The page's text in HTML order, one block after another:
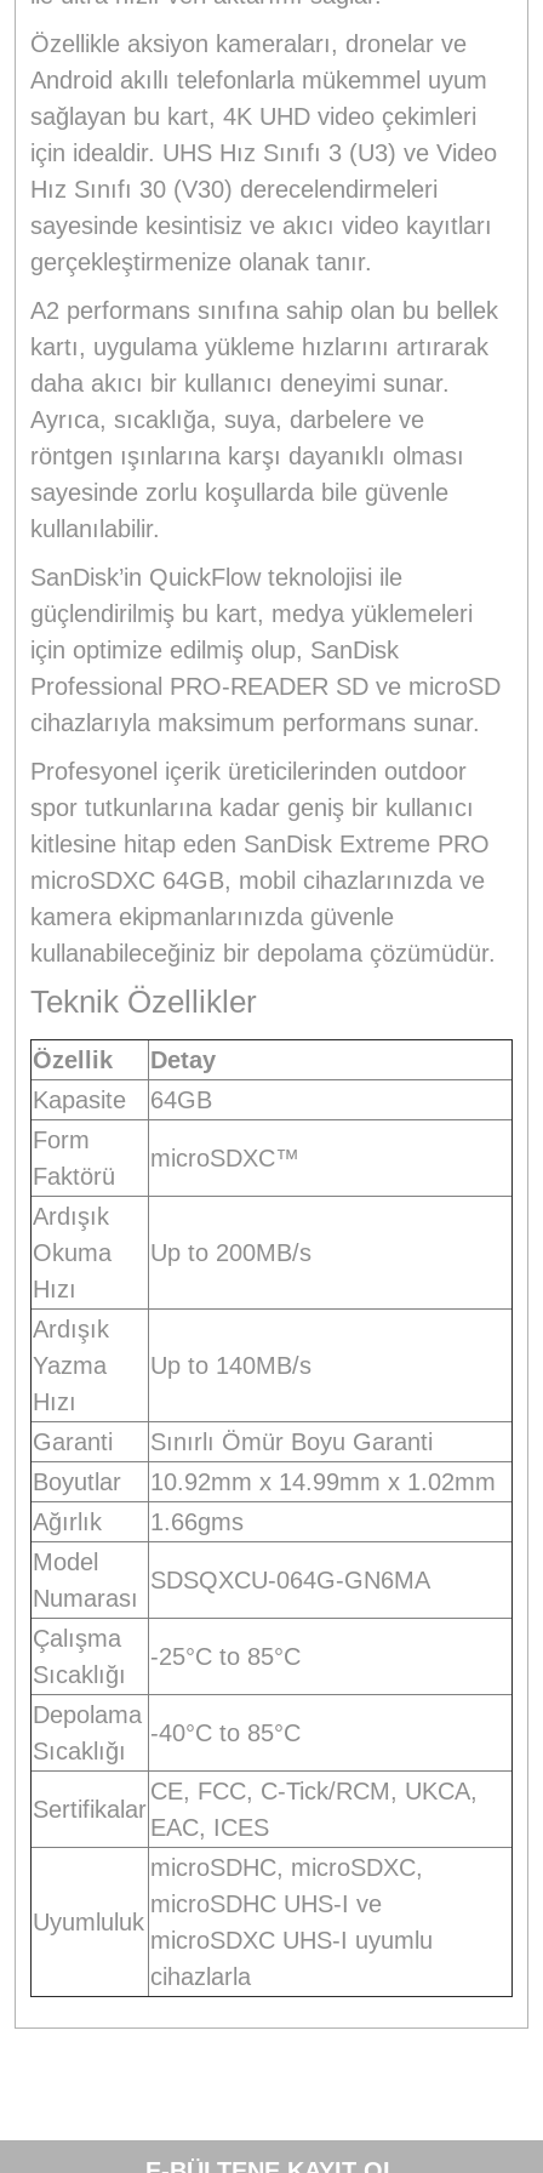
Özellikle aksiyon kameraları, dronelar ve
Android akıllı telefonlarla mükemmel uyum
sağlayan bu kart, 4K UHD video çekimleri
için idealdir. UHS Hız Sınıfı 3 (U3) ve Video
Hız Sınıfı 30 (V30) derecelendirmeleri
sayesinde kesintisiz ve akıcı video kayıtları
gerçekleştirmenize olanak tanır.
A2 performans sınıfına sahip olan bu bellek
kartı, uygulama yükleme hızlarını artırarak
daha akıcı bir kullanıcı deneyimi sunar.
Ayrıca, sıcaklığa, suya, darbelere ve
röntgen ışınlarına karşı dayanıklı olması
sayesinde zorlu koşullarda bile güvenle
kullanılabilir.
SanDisk’in QuickFlow teknolojisi ile
güçlendirilmiş bu kart, medya yüklemeleri
için optimize edilmiş olup, SanDisk
Professional PRO-READER SD ve microSD
cihazlarıyla maksimum performans sunar.
Profesyonel içerik üreticilerinden outdoor
spor tutkunlarına kadar geniş bir kullanıcı
kitlesine hitap eden SanDisk Extreme PRO
microSDXC 64GB, mobil cihazlarınızda ve
kamera ekipmanlarınızda güvenle
kullanabileceğiniz bir depolama çözümüdür.
Teknik Özellikler
Özellik
Detay
Kapasite
64GB
Form
Faktörü
microSDXC™
Ardışık
Okuma
Hızı
Up to 200MB/s
Ardışık
Yazma
Hızı
Up to 140MB/s
Garanti
Sınırlı Ömür Boyu Garanti
Boyutlar
10.92mm x 14.99mm x 1.02mm
Ağırlık
1.66gms
Model
Numarası
SDSQXCU-064G-GN6MA
Çalışma
Sıcaklığı
-25°C to 85°C
Depolama
Sıcaklığı
-40°C to 85°C
Sertifikalar
CE, FCC, C-Tick/RCM, UKCA,
EAC, ICES
Uyumluluk
microSDHC, microSDXC,
microSDHC UHS-I ve
microSDXC UHS-I uyumlu
cihazlarla
Görüş ve önerileriniz için teşekkür ederiz.